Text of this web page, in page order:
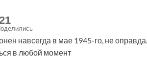
навсегда в мае 1945-го, не
в любой момент